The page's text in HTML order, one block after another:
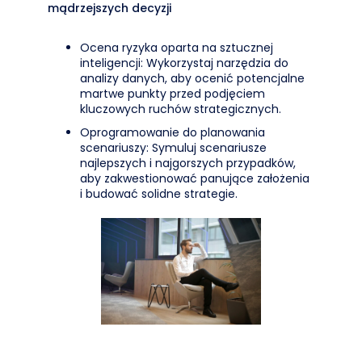
mądrzejszych decyzji
Ocena ryzyka oparta na sztucznej
inteligencji: Wykorzystaj narzędzia do
analizy danych, aby ocenić potencjalne
martwe punkty przed podjęciem
kluczowych ruchów strategicznych.
Oprogramowanie do planowania
scenariuszy: Symuluj scenariusze
najlepszych i najgorszych przypadków,
aby zakwestionować panujące założenia
i budować solidne strategie.